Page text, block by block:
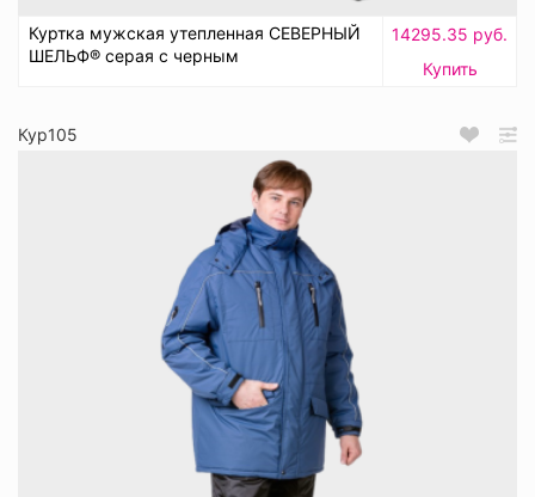
Куртка мужская утепленная СЕВЕРНЫЙ
ШЕЛЬФ® серая с черным
14295.35 руб.
Купить
Кур105